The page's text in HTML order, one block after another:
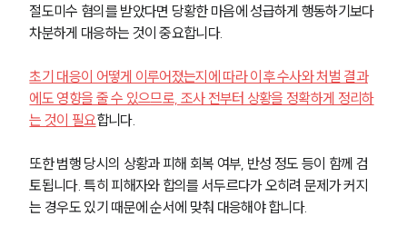
형사전문변호사
소식/자료
법률 블로그
법률서식
뉴스레터/브로슈어
세미나
절도미수 혐의를 받았다면 당황한 마음에 성급하게 행동하기보다
차분하게 대응하는 것이 중요합니다.
초기 대응이 어떻게 이루어졌는지에 따라 이후 수사와 처벌 결과
에도 영향을 줄 수 있으므로, 조사 전부터 상황을 정확하게 정리하
는 것이 필요합니다.
또한 범행 당시의 상황과 피해 회복 여부, 반성 정도 등이 함께 검
토됩니다. 특히 피해자와 합의를 서두르다가 오히려 문제가 커지
는 경우도 있기 때문에 순서에 맞춰 대응해야 합니다.